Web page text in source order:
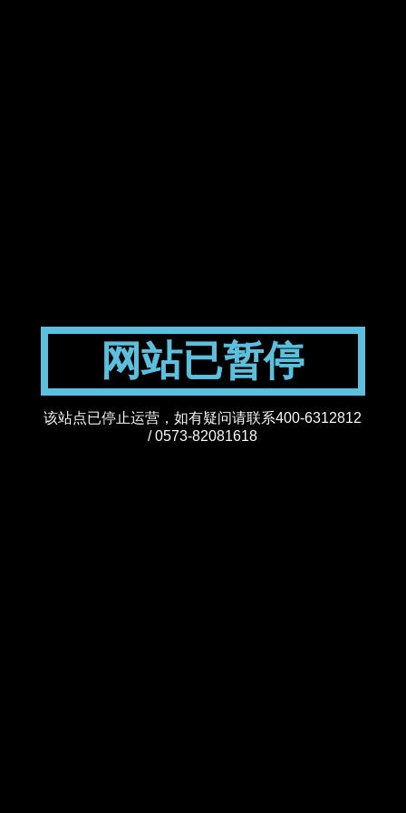
网站已暂停
该站点已停止运营，如有疑问请联系400-6312812
/ 0573-82081618